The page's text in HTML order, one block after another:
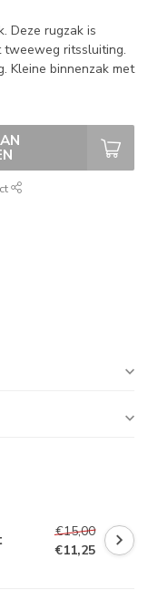
Deze rugzak is
tweeweg ritssluiting.
Kleine binnenzak met
€15,00
€11,25